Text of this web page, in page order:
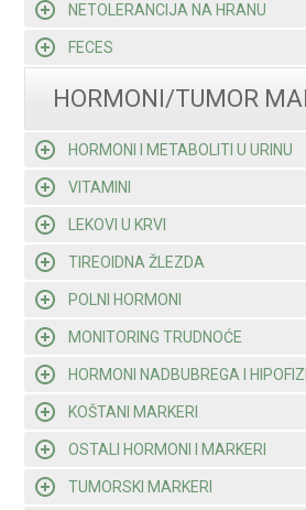
NETOLERANCIJA NA HRANU
FECES
HORMONI/TUMOR
HORMONI I METABOLITI U URINU
VITAMINI
LEKOVI U KRVI
TIREOIDNA ŽLEZDA
POLNI HORMONI
MONITORING TRUDNOĆE
HORMONI NADBUBREGA I
KOŠTANI MARKERI
OSTALI HORMONI I MARKERI
TUMORSKI MARKERI